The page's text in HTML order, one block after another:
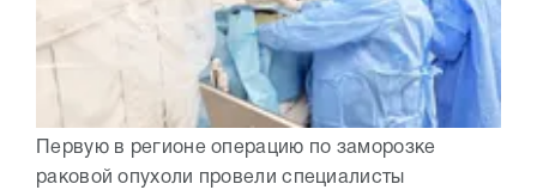
Первую в регионе операцию по заморозке
раковой опухоли провели специалисты